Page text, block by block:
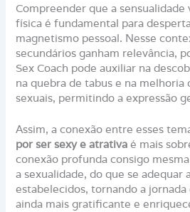
Compreender que a sensualidade
física é fundamental para
magnetismo pessoal. Nesse
secundários ganham relevância,
Sex Coach pode auxiliar na
na quebra de tabus e na melhoria
sexuais, permitindo a expressão
Assim, a conexão entre esses
por ser sexy e atrativa é mais
conexão profunda consigo
a sexualidade, do que se adequar
estabelecidos, tornando a
ainda mais gratificante e